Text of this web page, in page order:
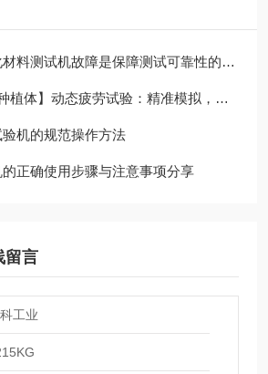
料测试机故障是保障测试可靠性的关键
动态疲劳试验：精准模拟，确保种植体长期可靠性
机的规范操作方法
正确使用步骤与注意事项分享
留言
工业